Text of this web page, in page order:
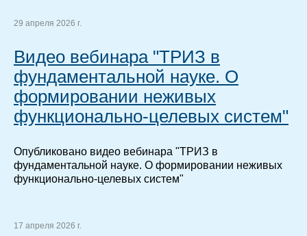
29 апреля 2026 г.
Видео вебинара "ТРИЗ в
фундаментальной науке. О
формировании неживых
функционально-целевых систем"
Опубликовано видео вебинара "ТРИЗ в
фундаментальной науке. О формировании неживых
функционально-целевых систем"
17 апреля 2026 г.